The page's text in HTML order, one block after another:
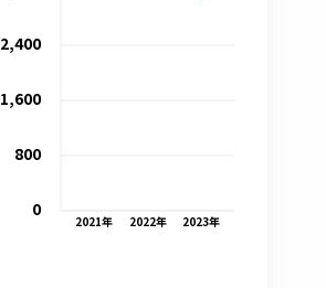
2021年 2022年 2023年
0
800
1,600
2,400